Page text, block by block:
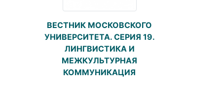
ВЕСТНИК МОСКОВСКОГО
УНИВЕРСИТЕТА. СЕРИЯ 19.
ЛИНГВИСТИКА И
МЕЖКУЛЬТУРНАЯ
КОММУНИКАЦИЯ